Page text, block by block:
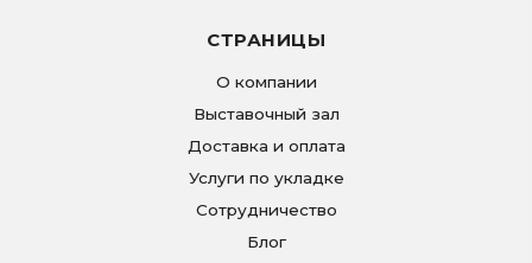
СТРАНИЦЫ
О компании
Выставочный зал
Доставка и оплата
Услуги по укладке
Сотрудничество
Блог